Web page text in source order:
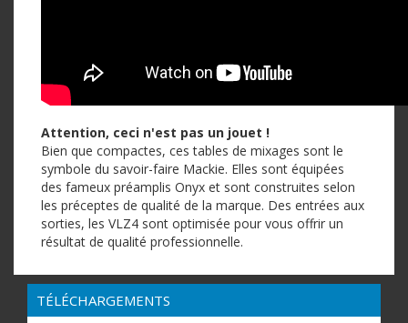
Attention, ceci n'est pas un jouet !
Bien que compactes, ces tables de mixages sont le
symbole du savoir-faire Mackie. Elles sont équipées
des fameux préamplis Onyx et sont construites selon
les préceptes de qualité de la marque. Des entrées aux
sorties, les VLZ4 sont optimisée pour vous offrir un
résultat de qualité professionnelle.
TÉLÉCHARGEMENTS